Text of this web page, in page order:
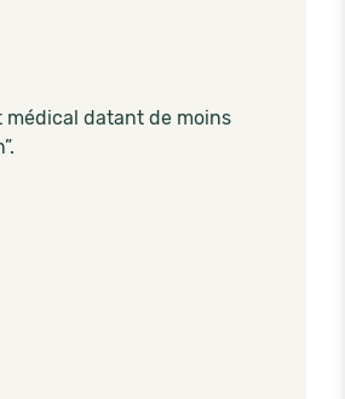
médical datant de moins